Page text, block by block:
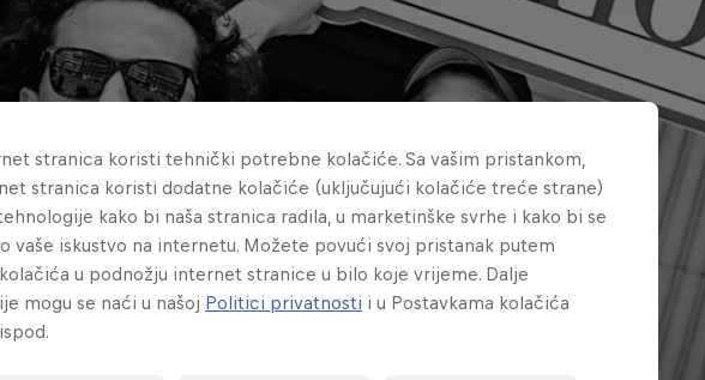
stranica koristi tehnički potrebne kolačiće. Sa vašim pristankom,
stranica koristi dodatne kolačiće (uključujući kolačiće treće strane)
kako bi naša stranica radila, u marketinške svrhe i kako bi se
vaše iskustvo na internetu. Možete povući svoj pristanak putem
u podnožju internet stranice u bilo koje vrijeme. Dalje
mogu se naći u našoj Politici privatnosti i u Postavkama kolačića